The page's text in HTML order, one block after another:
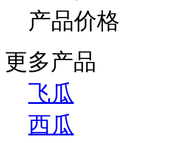
产品价格
更多产品
飞瓜
西瓜